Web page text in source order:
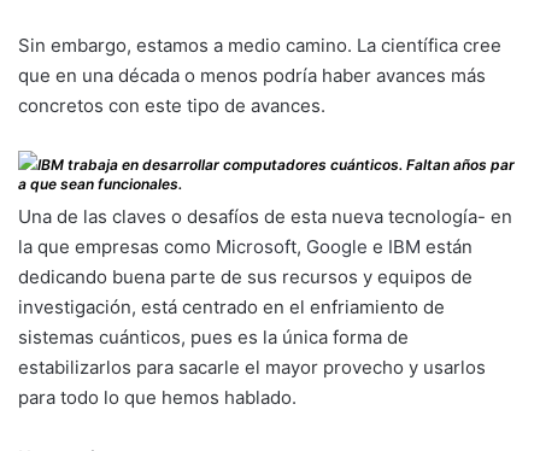
Sin embargo, estamos a medio camino. La científica cree
que en una década o menos podría haber avances más
concretos con este tipo de avances.
IBM trabaja en desarrollar computadores cuánticos. Faltan años par
a que sean funcionales.
Una de las claves o desafíos de esta nueva tecnología- en
la que empresas como Microsoft, Google e IBM están
dedicando buena parte de sus recursos y equipos de
investigación, está centrado en el enfriamiento de
sistemas cuánticos, pues es la única forma de
estabilizarlos para sacarle el mayor provecho y usarlos
para todo lo que hemos hablado.